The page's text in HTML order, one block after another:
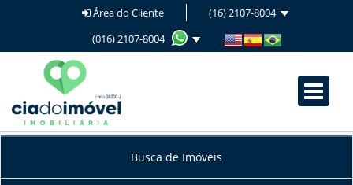
Área do Cliente
(16) 2107-8004
(016) 2107-8004
Busca de Imóveis